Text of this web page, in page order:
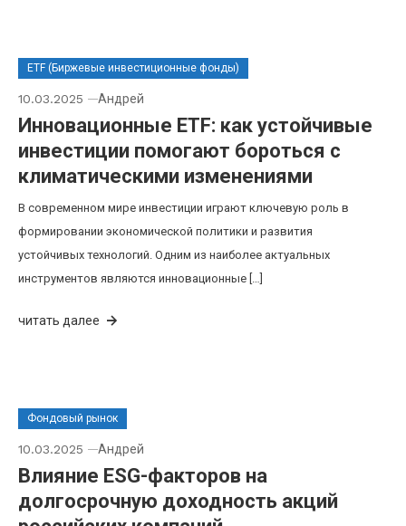
ETF (Биржевые инвестиционные фонды)
10.03.2025 Андрей
Инновационные ETF: как устойчивые
инвестиции помогают бороться с
климатическими изменениями
В современном мире инвестиции играют ключевую роль в
формировании экономической политики и развития
устойчивых технологий. Одним из наиболее актуальных
инструментов являются инновационные […]
читать далее
Фондовый рынок
10.03.2025 Андрей
Влияние ESG-факторов на
долгосрочную доходность акций